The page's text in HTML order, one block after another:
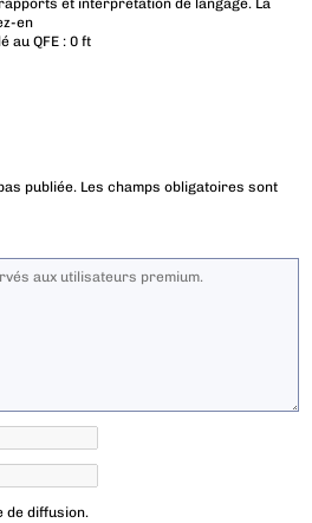
et interprétation de langage. La
en
au QFE : 0 ft
publiée. Les champs obligatoires sont
de diffusion.